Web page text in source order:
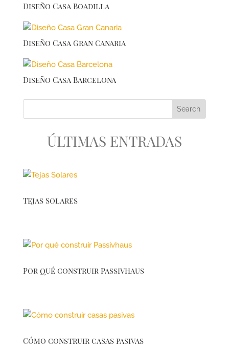
Diseño Casa Boadilla
Diseño Casa Gran Canaria
Diseño Casa Barcelona
ÚLTIMAS ENTRADAS
Tejas Solares
Por qué construir Passivhaus
Cómo construir casas pasivas